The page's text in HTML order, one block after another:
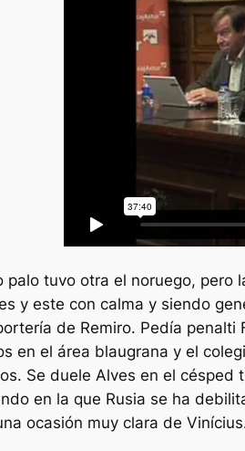
palo tuvo otra el noruego,
y este con calma y siendo
de Remiro. Pedía
en el área blaugrana y el
Se duele Alves en el
en la que Rusia se ha
ocasión muy clara de